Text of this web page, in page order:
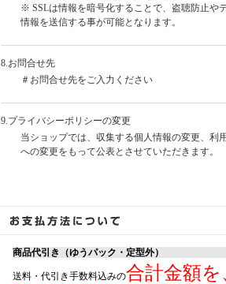
※ SSLは情報を暗号化することで、盗聴防止や
情報を送信する事が可能となります。
8.お問合せ先
＃お問合せ先をご入力ください
9.プライバシーポリシーの変更
当ショップでは、収集する個人情報の変更、利
への変更をもって公表とさせていただきます。
商品代引き（ゆうパック・定型外）
送料・代引き手数料込みの合計金額を